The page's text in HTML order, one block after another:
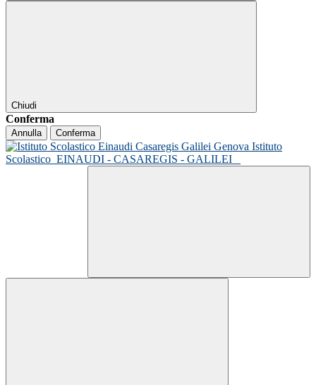
Chiudi
Conferma
Annulla Conferma
Istituto
Scolastico EINAUDI - CASAREGIS - GALILEI